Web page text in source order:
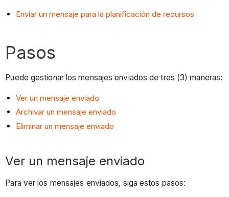
Enviar un mensaje para la planificación de recursos
Pasos
Puede gestionar los mensajes enviados de tres (3) maneras:
Ver un mensaje enviado
Archivar un mensaje enviado
Eliminar un mensaje enviado
Ver un mensaje enviado
Para ver los mensajes enviados, siga estos pasos: